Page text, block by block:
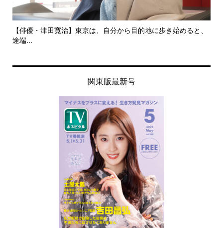
【俳優・津田寛治】東京は、自分から目的地に歩き始めると、
途端...
関東版最新号